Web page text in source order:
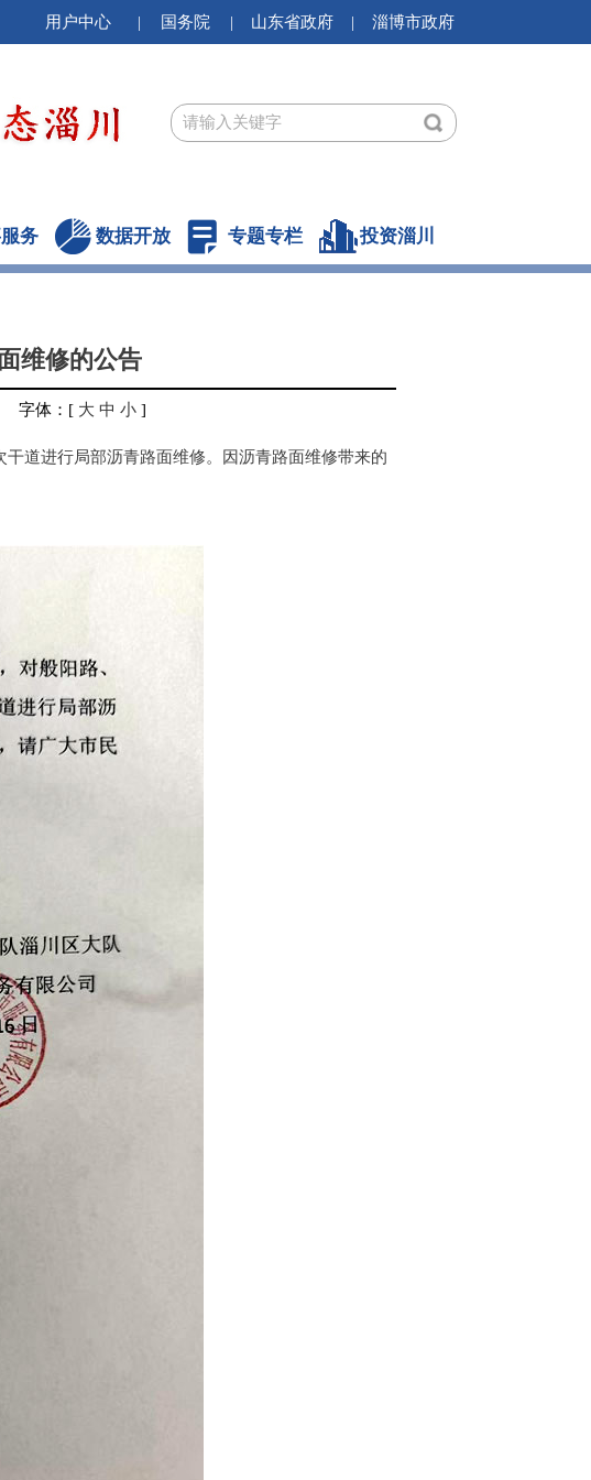
用户中心 | 国务院 | 山东省政府 | 淄博市政府
务 数据开放 专题专栏 投资淄川
维修的公告
字体： [ 大 中 小]
道进行局部沥青路面维修。因沥青路面维修带来的